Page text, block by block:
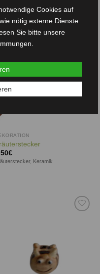
Auf die
€
Keramik
Cookies auf
nötig externe Dienste.
Sie bitte unsere